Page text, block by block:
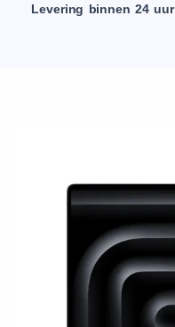
Levering binnen 24 uur